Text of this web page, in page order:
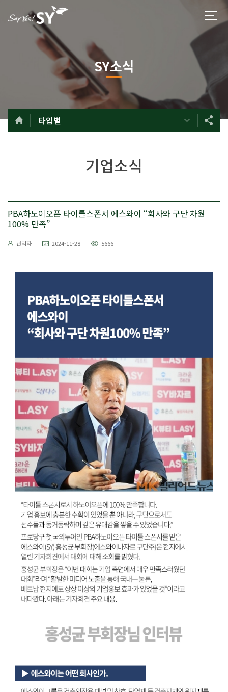
SY소식
타입별
기업소식
PBA하노이오픈 타이틀스폰서 에스와이 “회사와 구단 차원
100% 만족”
관리자 2024-11-28 5666